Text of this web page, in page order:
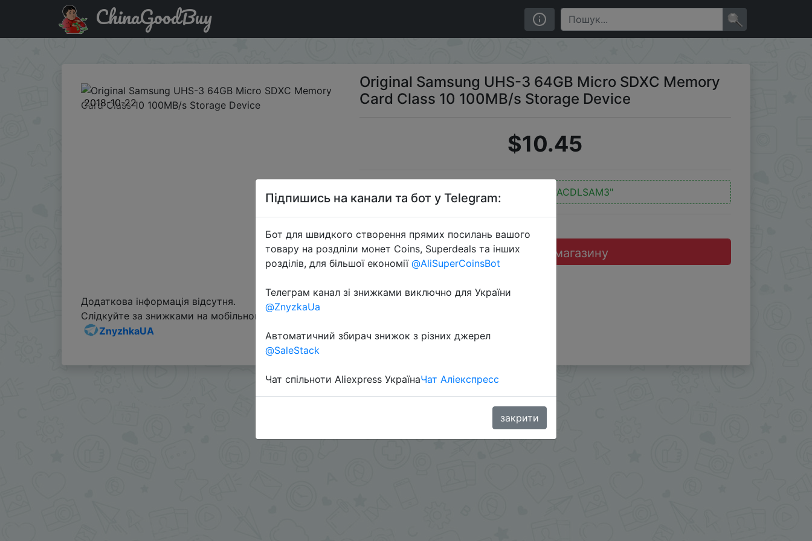
Код на знижку ACDLSAM3 Original Samsung UHS-3 64GB Micro SDXC Memory Card Class 10 100MB/s Storage Device
ChinaGoodBuy
2018-10-22
Original Samsung UHS-3 64GB Micro SDXC Memory
Card Class 10 100MB/s Storage Device
$10.45
"ACDLSAM3"
Перейти до магазину
Додаткова інформація відсутня.
Слідкуйте за знижками на мобільному, в телеграм каналі:
ZnyzhkaUA
Підпишись на канали та бот у Telegram:
Бот для швидкого створення прямих посилань вашого
товару на роздліли монет Coins, Superdeals та інших
розділів, для більшої економії @AliSuperCoinsBot
Телеграм канал зі знижками виключно для України
@ZnyzkaUa
Автоматичний збирач знижок з різних джерел
@SaleStack
Чат спільноти Aliexpress УкраїнаЧат Аліекспресс
закрити